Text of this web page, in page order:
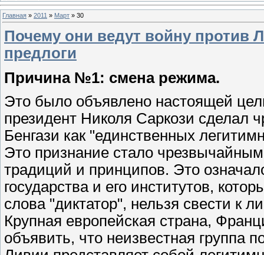
Главная » 2011 » Март » 30
Почему они ведут войну
предлоги
Причина №1: смена режима.
Это было объявлено настоящей
президент Николя Саркози сделал
Бенгази как "единственных
Это признание стало
традиций и принципов. Это
государства и его институтов,
слова "диктатор", нельзя свести к
Крупная европейская страна,
объявить, что неизвестная группа